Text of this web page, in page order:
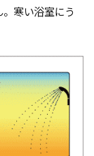
寒い浴室にう